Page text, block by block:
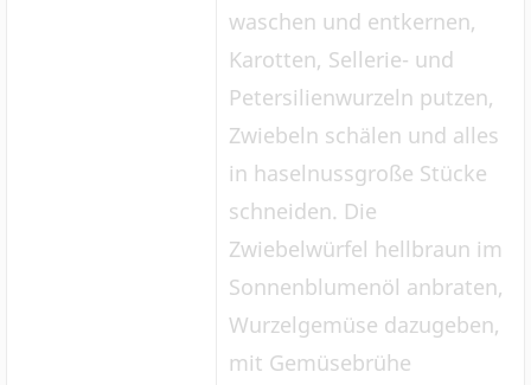
waschen und entkernen,
Karotten, Sellerie- und
Petersilienwurzeln putzen,
Zwiebeln schälen und alles
in haselnussgroße Stücke
schneiden. Die
Zwiebelwürfel hellbraun im
Sonnenblumenöl anbraten,
Wurzelgemüse dazugeben,
mit Gemüsebrühe